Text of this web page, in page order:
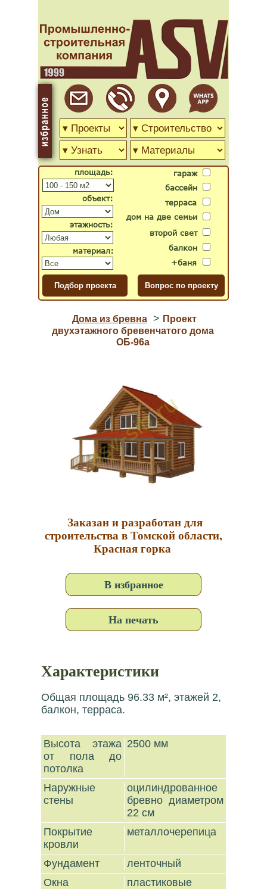
гараж
бассейн
второй свет
дом на две семьи
терраса
балкон
+баня
объект:
материал:
площадь:
этажность:
Дома из бревна > Проект
двухэтажного бревенчатого дома
ОБ-96a
Заказан и разработан для
строительства в Томской области,
Красная горка
В избранное
На печать
Характеристики
Общая площадь 96.33 м², этажей 2,
балкон, терраса.
Высота этажа
от пола до
потолка
2500 мм
Наружные
стены
оцилиндрованное
бревно диаметром
22 см
Покрытие
кровли
металлочерепица
Фундамент
ленточный
Окна
пластиковые